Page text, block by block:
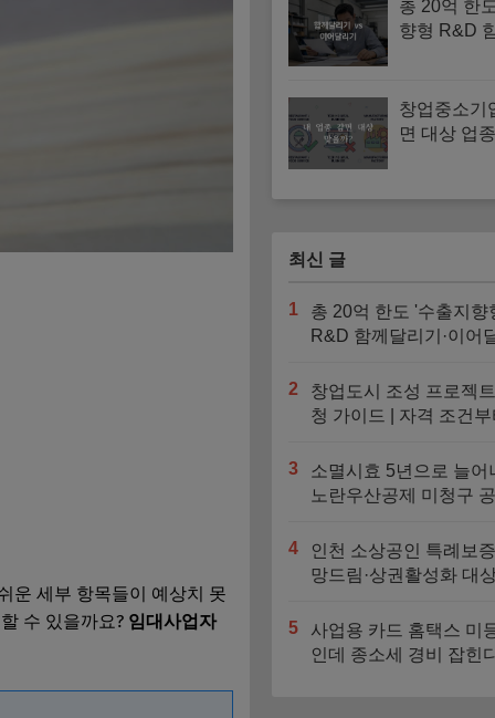
운 세부 항목들이 예상치 못
수 있을까요? 임대사업자
총 20억 한
향형 R&D
창업중소기
면 대상 업
최신 글
1
총 20억 한도 '수출지향
R&D 함께달리기·이어
2
창업도시 조성 프로젝
청 가이드 | 자격 조건
3
소멸시효 5년으로 늘어
노란우산공제 미청구
4
인천 소상공인 특례보
망드림·상권활성화 대
5
사업용 카드 홈택스 미
인데 종소세 경비 잡힌